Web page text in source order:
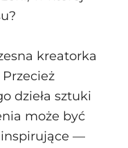
kreatorka
dzieła sztuki
może być
inspirujące —